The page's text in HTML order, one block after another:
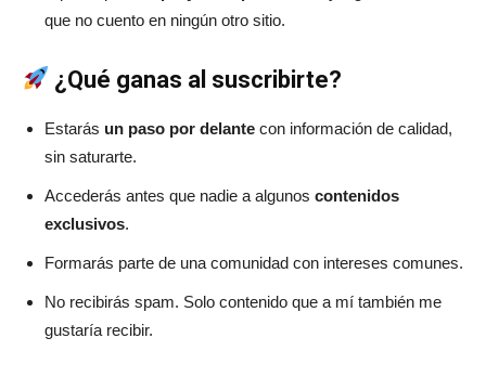
que no cuento en ningún otro sitio.
¿Qué ganas al suscribirte?
Estarás un paso por delante con información de calidad,
sin saturarte.
Accederás antes que nadie a algunos contenidos
exclusivos.
Formarás parte de una comunidad con intereses comunes.
No recibirás spam. Solo contenido que a mí también me
gustaría recibir.